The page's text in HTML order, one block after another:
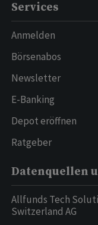
Services
Anmelden
Börsenabos
Newsletter
E-Banking
Depot eröffnen
Ratgeber
Datenquellen
Allfunds Tech
Switzerland AG